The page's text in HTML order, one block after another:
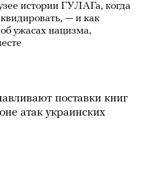
истории ГУЛАГа, когда
— и как
ужасах нацизма,
поставки книг
атак украинских